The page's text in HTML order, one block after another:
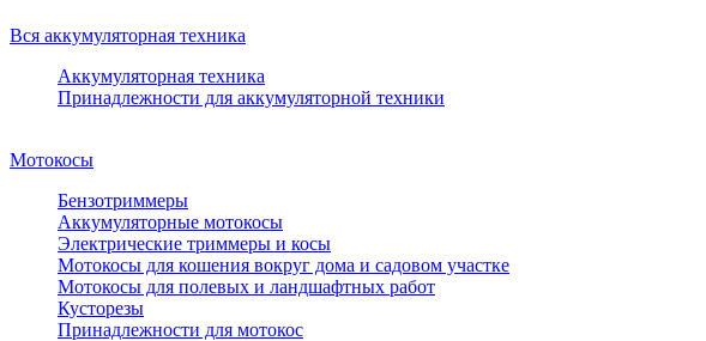
Вся аккумуляторная техника
Аккумуляторная техника
Принадлежности для аккумуляторной техники
Мотокосы
Бензотриммеры
Аккумуляторные мотокосы
Электрические триммеры и косы
Мотокосы для кошения вокруг дома и садовом участке
Мотокосы для полевых и ландшафтных работ
Кусторезы
Принадлежности для мотокос